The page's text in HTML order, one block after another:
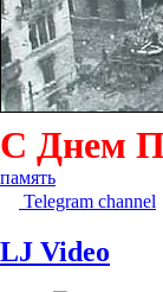
С Днем
память
Telegram channel
LJ Video